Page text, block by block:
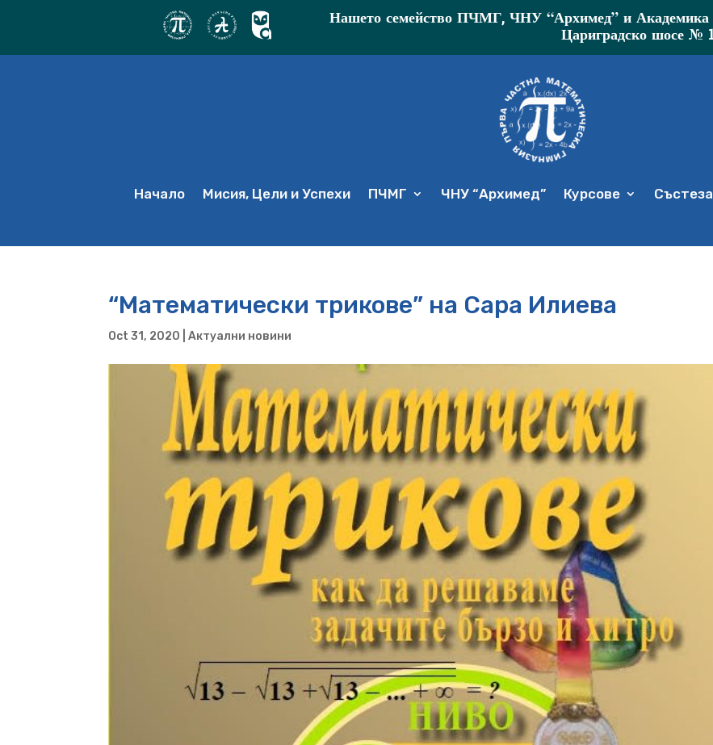
Нашето семейство ПЧМГ, ЧНУ “Архимед” и
Цариградско шосе №
Начало Мисия, Цели и Успехи ПЧМГ ЧНУ “Архимед” Курсове
“Математически трикове” на Сара Илиева
Oct 31, 2020 |Актуални новини